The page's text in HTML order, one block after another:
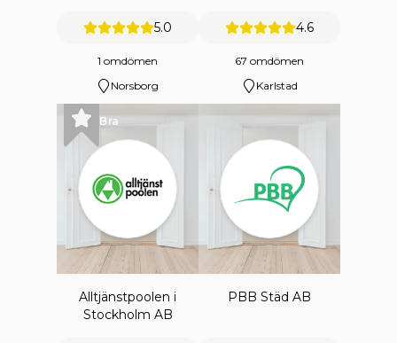
5.0
1 omdömen
Norsborg
4.6
67 omdömen
Karlstad
Bra
Alltjänstpoolen i
Stockholm AB
PBB Städ AB